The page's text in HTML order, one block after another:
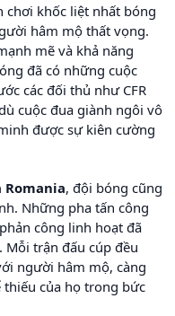
chơi khốc liệt nhất bóng
hâm mộ thất vọng.
mẽ và khả năng
đã có những cuộc
các đối thủ như CFR
cuộc đua giành ngôi vô
được sự kiên cường
Romania, đội bóng cũng
Những pha tấn công
công linh hoạt đã
Mỗi trận đấu cúp đều
người hâm mộ, càng
của họ trong bức